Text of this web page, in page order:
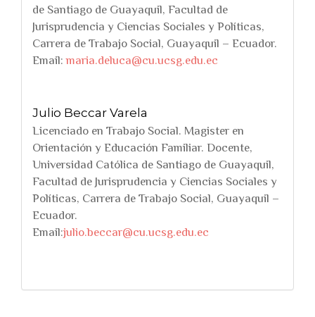
de Santiago de Guayaquil, Facultad de
Jurisprudencia y Ciencias Sociales y Políticas,
Carrera de Trabajo Social, Guayaquil – Ecuador.
Email:maria.deluca@cu.ucsg.edu.ec
Julio Beccar Varela
Licenciado en Trabajo Social. Magister en
Orientación y Educación Familiar. Docente,
Universidad Católica de Santiago de Guayaquil,
Facultad de Jurisprudencia y Ciencias Sociales y
Políticas, Carrera de Trabajo Social, Guayaquil –
Ecuador.
Email:julio.beccar@cu.ucsg.edu.ec